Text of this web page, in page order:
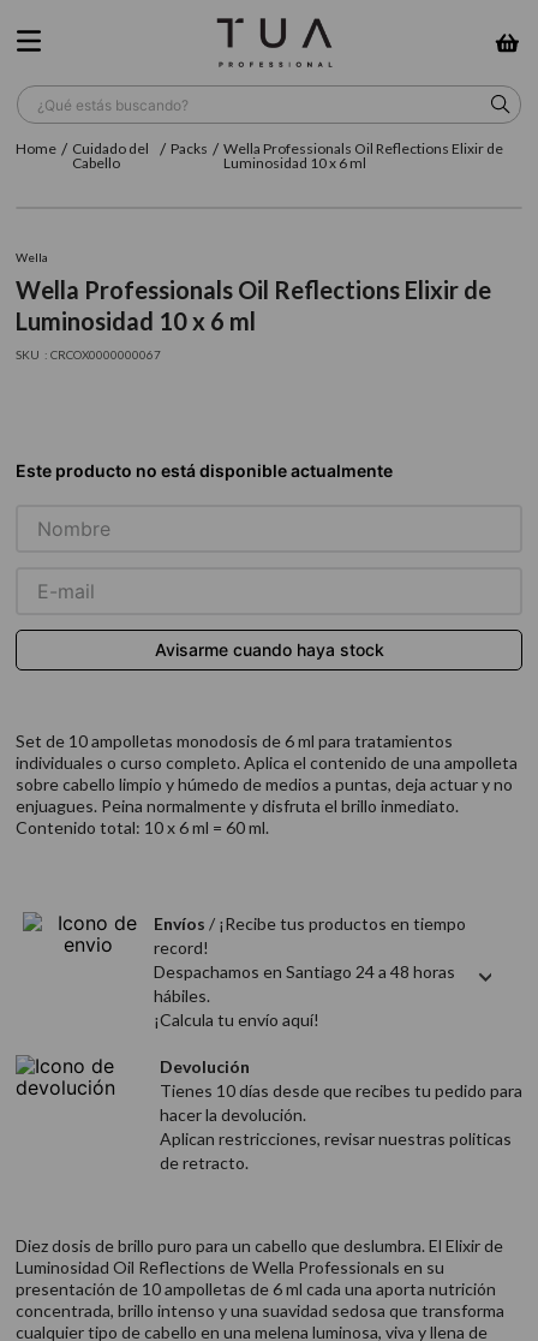
¿Qué estás buscando?
Cuidado del
Cabello
Packs
Wella Professionals Oil Reflections Elixir de
Luminosidad 10 x 6 ml
Wella
Wella Professionals Oil Reflections Elixir de
Luminosidad 10 x 6 ml
: CRCOX0000000067
Set de 10 ampolletas monodosis de 6 ml para tratamientos
individuales o curso completo. Aplica el contenido de una ampolleta
sobre cabello limpio y húmedo de medios a puntas, deja actuar y no
enjuagues. Peina normalmente y disfruta el brillo inmediato.
Contenido total: 10 x 6 ml = 60 ml.
Envíos / ¡Recibe tus productos en tiempo
record!
Despachamos en Santiago 24 a 48 horas
hábiles.
¡Calcula tu envío aquí!
Devolución
Tienes 10 días desde que recibes tu pedido para
hacer la devolución.
Aplican restricciones, revisar nuestras politicas
de retracto.
Diez dosis de brillo puro para un cabello que deslumbra. El Elixir de
Luminosidad Oil Reflections de Wella Professionals en su
presentación de 10 ampolletas de 6 ml cada una aporta nutrición
concentrada, brillo intenso y una suavidad sedosa que transforma
cualquier tipo de cabello en una melena luminosa, viva y llena de
TÉRMINOS MÁS BUSCADOS
3. farmavita
7. secador
10.